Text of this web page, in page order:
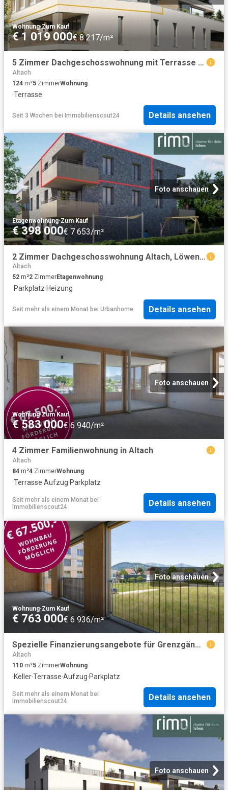
Wohnung·Zum Kauf
€ 1 019 000€ 8 217/m²
5 Zimmer Dachgeschosswohnung mit Terrasse Top 09
Altach
124 m²5 ZimmerWohnung
·Terrasse
Seit 3 Wochen bei Immobilienscout24 Details ansehen
Foto anschauen
Etagenwohnung·Zum Kauf
€ 398 000€ 7 653/m²
2 Zimmer Dachgeschosswohnung Altach, Löwengasse / Top 9
Altach
52 m²2 ZimmerEtagenwohnung
·Parkplatz·Heizung
Seit mehr als einem Monat bei Urbanhome Details ansehen
Foto anschauen
Wohnung·Zum Kauf
€ 583 000€ 6 940/m²
4 Zimmer Familienwohnung in Altach
Altach
84 m²4 ZimmerWohnung
·Terrasse·Aufzug·Parkplatz
Seit mehr als einem Monat bei
Immobilienscout24
Details ansehen
Foto anschauen
Wohnung·Zum Kauf
€ 763 000€ 6 936/m²
Spezielle Finanzierungsangebote für Grenzgänger: Maisonettenwohnung mit 3 Terrassen
Altach
110 m²5 ZimmerWohnung
·Keller·Terrasse·Aufzug·Parkplatz
Seit mehr als einem Monat bei
Immobilienscout24
Details ansehen
Foto anschauen